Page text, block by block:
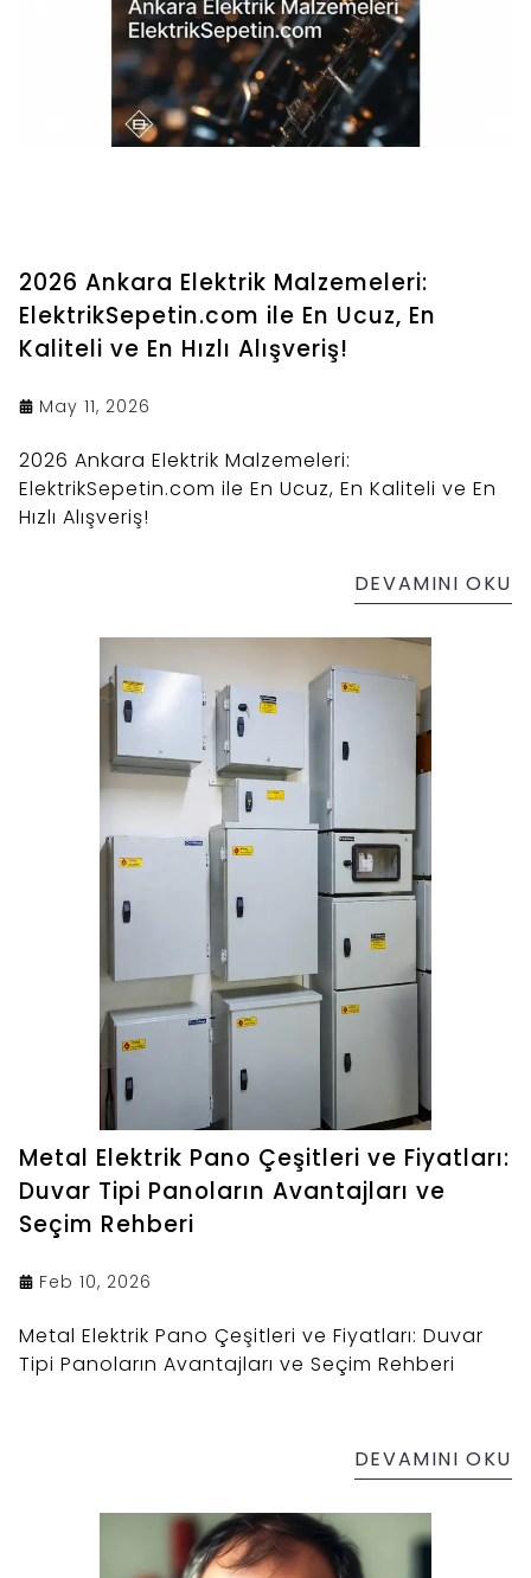
2026 Ankara Elektrik Malzemeleri:
ElektrikSepetin.com ile En Ucuz, En
Kaliteli ve En Hızlı Alışveriş!
May 11, 2026
2026 Ankara Elektrik Malzemeleri:
ElektrikSepetin.com ile En Ucuz, En Kaliteli ve En
Hızlı Alışveriş!
DEVAMINI OKU
Metal Elektrik Pano Çeşitleri ve Fiyatları:
Duvar Tipi Panoların Avantajları ve
Seçim Rehberi
Feb 10, 2026
Metal Elektrik Pano Çeşitleri ve Fiyatları: Duvar
Tipi Panoların Avantajları ve Seçim Rehberi
DEVAMINI OKU